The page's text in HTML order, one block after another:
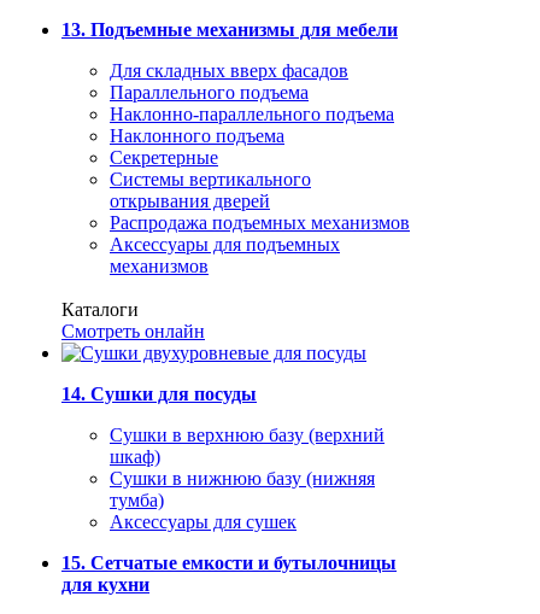
13. Подъемные механизмы для мебели
Для складных вверх фасадов
Параллельного подъема
Наклонно-параллельного подъема
Наклонного подъема
Секретерные
Системы вертикального
открывания дверей
Распродажа подъемных механизмов
Аксессуары для подъемных
механизмов
Каталоги
Смотреть онлайн
14. Сушки для посуды
Сушки в верхнюю базу (верхний
шкаф)
Сушки в нижнюю базу (нижняя
тумба)
Аксессуары для сушек
15. Сетчатые емкости и бутылочницы
для кухни